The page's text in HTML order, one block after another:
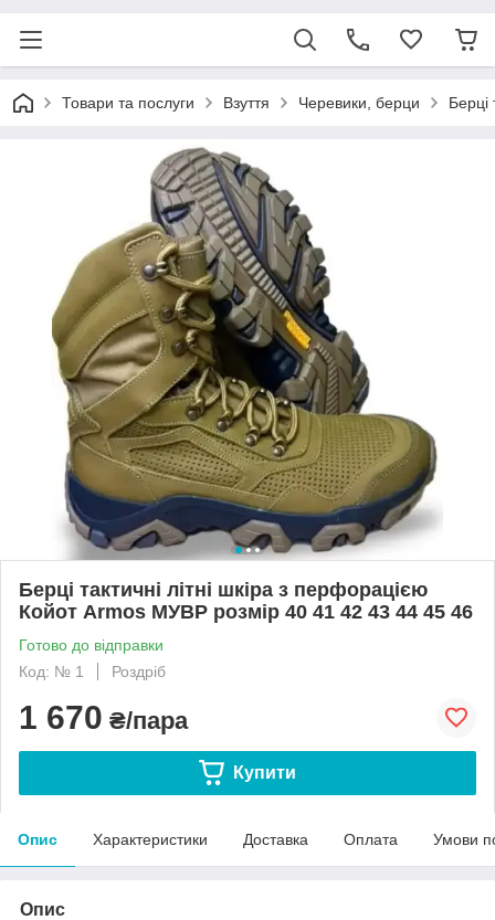
Товари та послуги Взуття Черевики, берци Берці
Берці тактичні літні шкіра з перфорацією
Койот Armos МУВР розмір 40 41 42 43 44 45 46
Готово до відправки
Код: № 1
Роздріб
1 670 ₴/пара
Купити
Опис Характеристики Доставка Оплата Умови
Опис